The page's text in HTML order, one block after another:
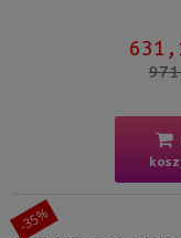
Możliwość montażu
Rozmiar
-35%